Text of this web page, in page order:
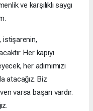
ve karşılıklı saygı
istişarenin,
Her kapıyı
her adımımızı
atacağız. Biz
varsa başarı vardır.